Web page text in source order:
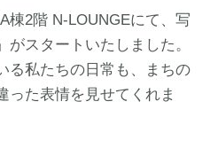
棟2階 N-LOUNGEにて、写
スタートいたしました。
る私たちの日常も、まちの
った表情を見せてくれま